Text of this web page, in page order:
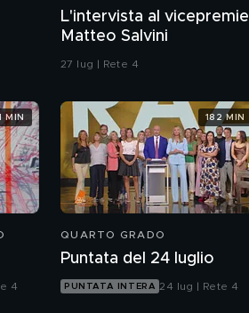
L'intervista al
Matteo Salvini
27 lug | Rete 4
4
MIN
QUARTO GRADO
Puntata del 24 luglio
PUNTATA INTERA 24 lug | Rete 4
182 MIN